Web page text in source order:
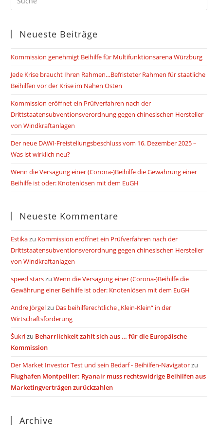
Neueste Beiträge
Kommission genehmigt Beihilfe für Multifunktionsarena Würzburg
Jede Krise braucht Ihren Rahmen…Befristeter Rahmen für staatliche
Beihilfen vor der Krise im Nahen Osten
Kommission eröffnet ein Prüfverfahren nach der
Drittstaatensubventionsverordnung gegen chinesischen Hersteller
von Windkraftanlagen
Der neue DAWI-Freistellungsbeschluss vom 16. Dezember 2025 –
Was ist wirklich neu?
Wenn die Versagung einer (Corona-)Beihilfe die Gewährung einer
Beihilfe ist oder: Knotenlösen mit dem EuGH
Neueste Kommentare
Estikazu Kommission eröffnet ein Prüfverfahren nach der
Drittstaatensubventionsverordnung gegen chinesischen Hersteller
von Windkraftanlagen
speed starszuWenn die Versagung einer (Corona-)Beihilfe die
Gewährung einer Beihilfe ist oder: Knotenlösen mit dem EuGH
Andre Jörgelzu Das beihilferechtliche „Klein-Klein“ in der
Wirtschaftsförderung
Šukrizu Beharrlichkeit zahlt sich aus … für die Europäische
Kommission
Der Market Investor Test und sein Bedarf - Beihilfen-Navigatorzu
Flughafen Montpellier: Ryanair muss rechtswidrige Beihilfen aus
Marketingverträgen zurückzahlen
Archive